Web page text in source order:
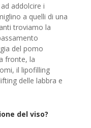
addolcire i
a quelli di una
troviamo la
del pomo
fronte, la
il lipofilling
delle labbra e
del viso?